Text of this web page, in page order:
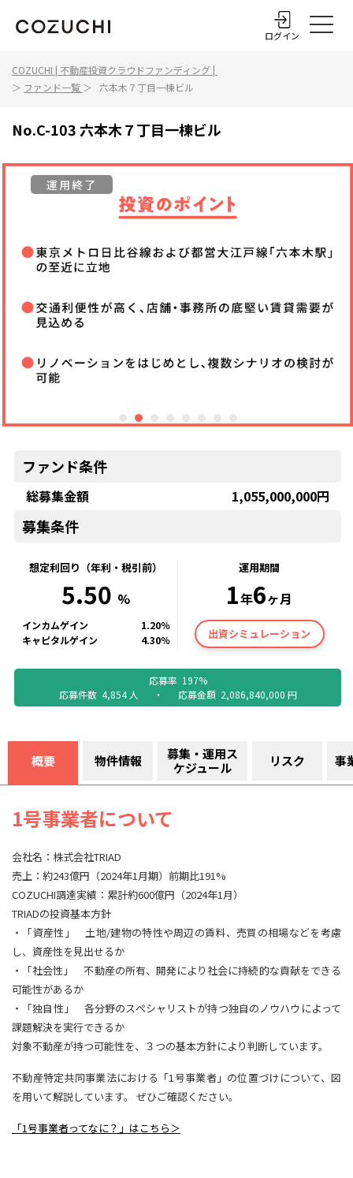
ログイン
COZUCHI | 不動産投資クラウドファンディング |
＞ ファンド一覧 ＞ 六本木７丁目一棟ビル
No.C-103 六本木７丁目一棟ビル
運用終了
ファンド条件
総募集金額 1,055,000,000円
募集条件
想定利回り（年利・税引前）
5.50 %
インカムゲイン 1.20％
キャピタルゲイン
4.30％
運用期間
1年6ヶ月
出資シミュレーション
応募率 197%
応募件数 4,854 人 ・ 応募金額 2,086,840,000 円
概要 物件情報
募集・運用ス
ケジュール
リスク 事
1号事業者について
会社名：株式会社TRIAD
売上：約243億円（2024年1月期）前期比191%
COZUCHI調達実績：累計約600億円（2024年1月）
TRIADの投資基本方針
・「資産性」 土地/建物の特性や周辺の賃料、売買の相場などを考慮
し、資産性を見出せるか
・「社会性」 不動産の所有、開発により社会に持続的な貢献をできる
可能性があるか
・「独自性」 各分野のスペシャリストが持つ独自のノウハウによって
課題解決を実行できるか
対象不動産が持つ可能性を、３つの基本方針により判断しています。
不動産特定共同事業法における「1号事業者」の位置づけについて、図
を用いて解説しています。 ぜひご確認ください。
「1号事業者ってなに？」はこちら＞